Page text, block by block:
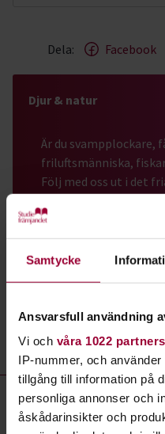
Samtycke
Ansvarsfull användning
Vi och våra 1022 partners
IP-nummer, och
tillgång till information på
personliga annonser och
åskådarinsikter och
Dela: Facebook
Djur & natur
Är du svampplockare,
friluftsmänniska,
Följ med oss ut i det
Läs
Liknande
Uppsala län
Djur & natur- kurser,
Föreläsning:Kultur och
Plats
Uppsala